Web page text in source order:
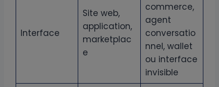
Interface
Site web,
application,
marketplac
e
commerce,
agent
conversatio
nnel, wallet
ou interface
invisible